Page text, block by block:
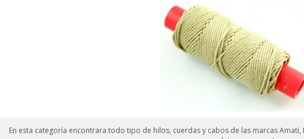
En esta categoría encontrara todo tipo de hilos, cuerdas y cabos de las marcas